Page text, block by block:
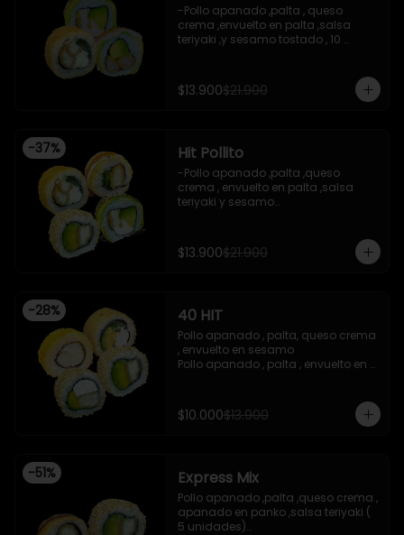
teriyaki .
-Imagen referencial .
-Pollo apanado ,palta , queso
crema ,envuelto en palta ,salsa
teriyaki ,y sesamo tostado , 10
,envuelto en palta ,salsa
acevichada ,y chichimi , 10 piezas
$13.900$21.900
-37% Hit Pollito
-Pollo apanado ,palta ,queso
crema , envuelto en palta ,salsa
teriyaki y sesamo
-Pollo apanado , cebollin , apanado
en panko , salsa umami , salsa
-incluye 2 salsas de soya , 1 salsa
teriyaki , 1wasabi , 1 gengibre , 3
palitos .
-Imagen referencial .
$13.900$21.900
-28% 40 HIT
Pollo apanado , palta, queso crema
, envuelto en sesamo
Pollo apanado , palta , envuelto en
apanado en panko
Kanikama , queso crema ,
$10.000$13.900
-51% Express Mix
Pollo apanado ,palta ,queso crema ,
apanado en panko ,salsa teriyaki (
5 unidades)